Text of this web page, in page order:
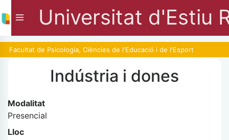
Universitat d'Estiu
Facultat de Psicologia, Ciències de l'Educació i de l'Esport
Indústria i dones
Modalitat
Presencial
Lloc